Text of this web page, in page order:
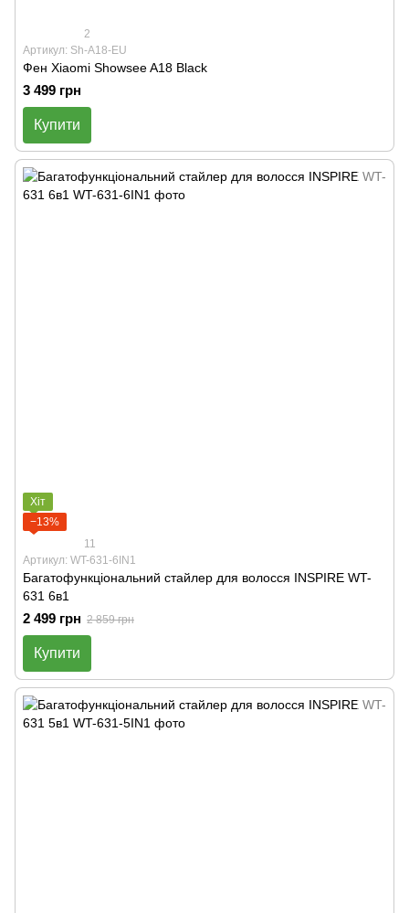
2
Артикул: Sh-A18-EU
Фен Xiaomi Showsee A18 Black
3 499 грн
Купити
Хіт
−13%
11
Артикул: WT-631-6IN1
Багатофункціональний стайлер для волосся INSPIRE WT-
631 6в1
2 499 грн 2 859 грн
Купити